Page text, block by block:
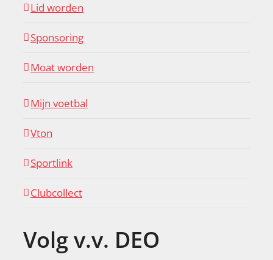
Lid worden
Sponsoring
Moat worden
Mijn voetbal
Vton
Sportlink
Clubcollect
Volg v.v. DEO